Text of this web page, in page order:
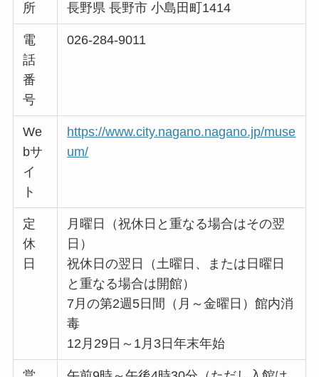
所
長野県 長野市 小島田町1414
電
話
番
号
026-284-9011
We
bサ
イ
ト
https://www.city.nagano.nagano.jp/muse
um/
定
休
日
月曜日（祝休日と重なる場合はその翌
日）
祝休日の翌日（土曜日、または日曜日
と重なる場合は開館）
7月の第2週5日間（月～金曜日）館内消
毒
12月29日～1月3日年末年始